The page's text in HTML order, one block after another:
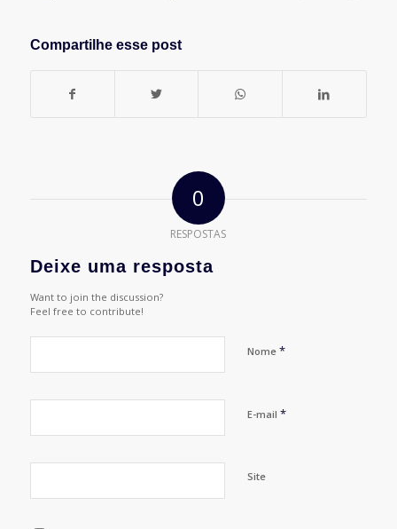
Compartilhe esse post
0
RESPOSTAS
Deixe uma resposta
Want to join the discussion?
Feel free to contribute!
Nome *
E-mail *
Site